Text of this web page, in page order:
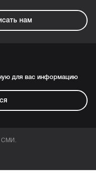
нам
для вас информацию
СМИ.